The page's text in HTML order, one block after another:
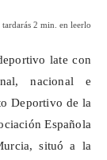
tardarás 2 min. en leerlo
late con
nacional e
Deportivo de la
Española
situó a la